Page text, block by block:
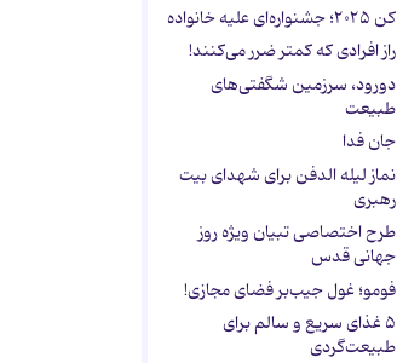
کن ۲۰۲۵؛ جشنواره‌ای علیه خانواده
راز افرادی که کمتر ضرر می‌کنند!
دورود، سرزمین شگفتی‌های
طبیعت
جان فدا
نماز لیله الدفن برای شهدای بیت
رهبری
طرح اختصاصی تبیان ویژه روز
جهانی قدس
فومو؛ غول جیب‌بر فضای مجازی!
۵ غذای سریع و سالم برای
طبیعت‌گردی